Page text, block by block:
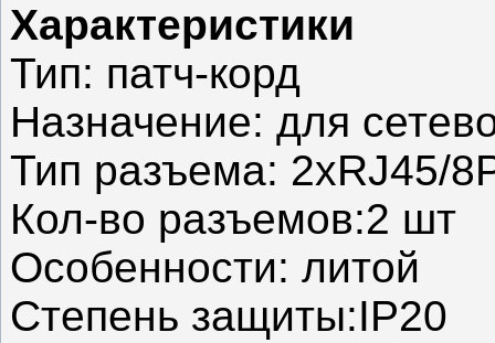
Характеристики
Тип: патч-корд
Назначение: для
Тип разъема: 2xRJ45/
Кол-во разъемов:2 шт
Особенности: литой
Степень защиты:IP20